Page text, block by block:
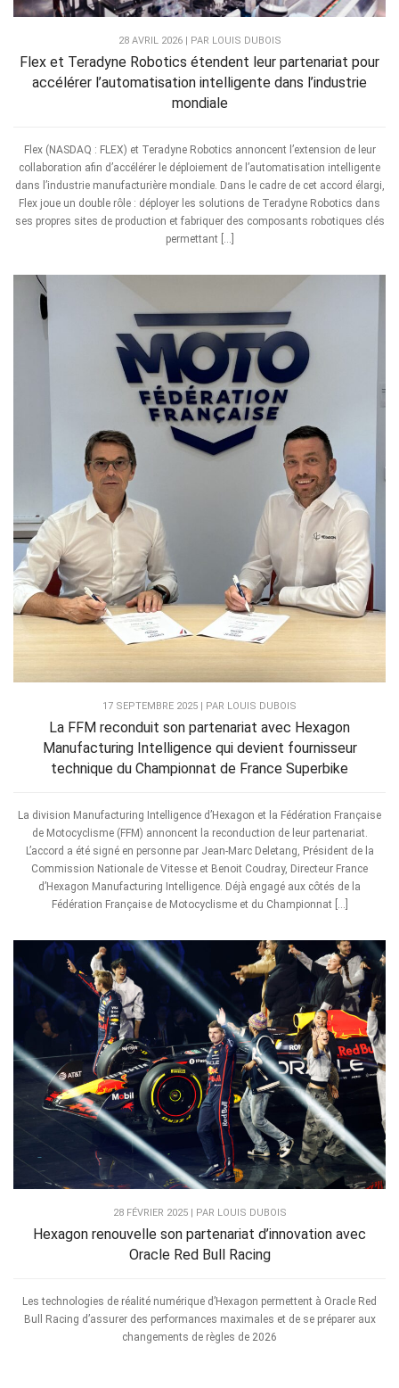
28 AVRIL 2026 | PAR LOUIS DUBOIS
Flex et Teradyne Robotics étendent leur partenariat pour
accélérer l’automatisation intelligente dans l’industrie
mondiale
Flex (NASDAQ : FLEX) et Teradyne Robotics annoncent l’extension de leur
collaboration afin d’accélérer le déploiement de l’automatisation intelligente
dans l’industrie manufacturière mondiale. Dans le cadre de cet accord élargi,
Flex joue un double rôle : déployer les solutions de Teradyne Robotics dans
ses propres sites de production et fabriquer des composants robotiques clés
permettant […]
17 SEPTEMBRE 2025 | PAR LOUIS DUBOIS
La FFM reconduit son partenariat avec Hexagon
Manufacturing Intelligence qui devient fournisseur
technique du Championnat de France Superbike
La division Manufacturing Intelligence d’Hexagon et la Fédération Française
de Motocyclisme (FFM) annoncent la reconduction de leur partenariat.
L’accord a été signé en personne par Jean-Marc Deletang, Président de la
Commission Nationale de Vitesse et Benoit Coudray, Directeur France
d’Hexagon Manufacturing Intelligence. Déjà engagé aux côtés de la
Fédération Française de Motocyclisme et du Championnat […]
28 FÉVRIER 2025 | PAR LOUIS DUBOIS
Hexagon renouvelle son partenariat d’innovation avec
Oracle Red Bull Racing
Les technologies de réalité numérique d’Hexagon permettent à Oracle Red
Bull Racing d’assurer des performances maximales et de se préparer aux
changements de règles de 2026